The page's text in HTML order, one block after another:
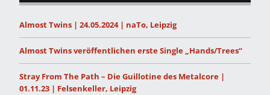
Almost Twins | 24.05.2024 | naTo, Leipzig
Almost Twins veröffentlichen erste Single „Hands/Trees“
Stray From The Path – Die Guillotine des Metalcore |
01.11.23 | Felsenkeller, Leipzig